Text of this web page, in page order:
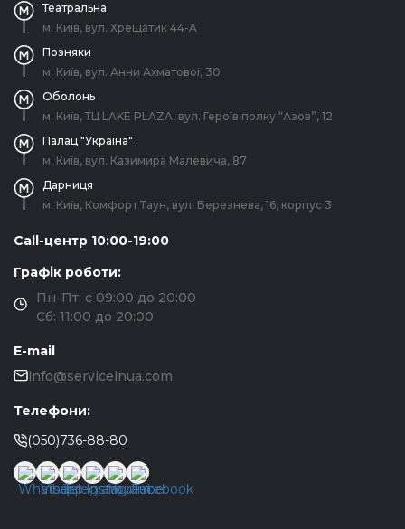
Театральна
м. Київ, вул. Хрещатик 44-A
Позняки
м. Київ, вул. Анни Ахматової, 30
Оболонь
м. Київ, ТЦ LAKE PLAZA, вул. Героїв полку “Азов”, 12
Палац "Україна"
м. Київ, вул. Казимира Малевича, 87
Дарниця
м. Київ, Комфорт Таун, вул. Березнева, 16, корпус 3
Call-центр 10:00-19:00
Графік роботи:
Пн-Пт: с 09:00 до 20:00
Сб: 11:00 до 20:00
E-mail
info@serviceinua.com
Телефони:
(050)736-88-80